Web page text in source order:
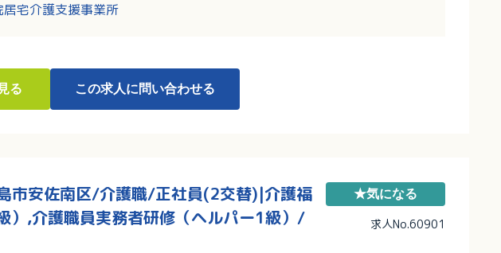
居宅介護支援事業所
る この求人に問い合わせる
市安佐南区/介護職/正社員(2交替)|介護福
）,介護職員実務者研修（ヘルパー1級）/
★気になる
求人No.60901